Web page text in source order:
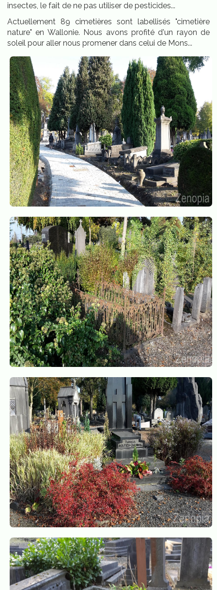
insectes, le fait de ne pas utiliser de pesticides...
Actuellement 89 cimetières sont labellisés "cimetière
nature" en Wallonie. Nous avons profité d'un rayon de
soleil pour aller nous promener dans celui de Mons...